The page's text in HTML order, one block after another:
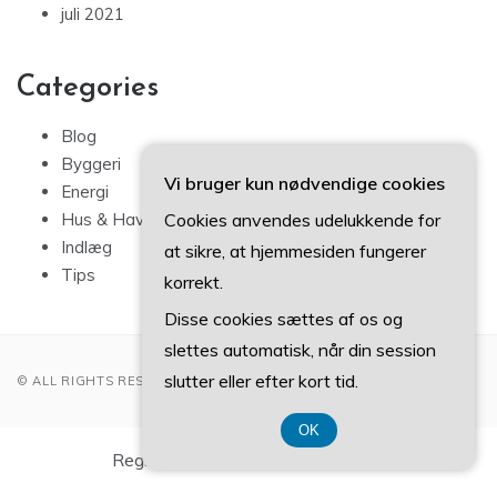
juli 2021
Categories
Blog
Byggeri
Energi
Hus & Have
Indlæg
Tips
© ALL RIGHTS RESERVED 2022
Registreringsnummer 37 40 77 39
Vi bruger kun nødvendige cookies
Cookies anvendes udelukkende for
at sikre, at hjemmesiden fungerer
korrekt.
Disse cookies sættes af os og
slettes automatisk, når din session
slutter eller efter kort tid.
OK